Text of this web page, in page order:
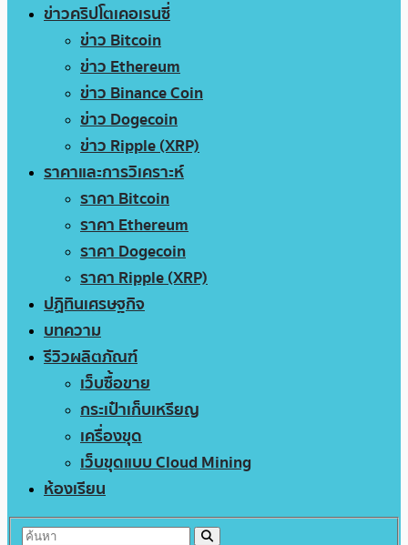
ข่าวคริปโตเคอเรนซี่
ข่าว Bitcoin
ข่าว Ethereum
ข่าว Binance Coin
ข่าว Dogecoin
ข่าว Ripple (XRP)
ราคาและการวิเคราะห์
ราคา Bitcoin
ราคา Ethereum
ราคา Dogecoin
ราคา Ripple (XRP)
ปฏิทินเศรษฐกิจ
บทความ
รีวิวผลิตภัณฑ์
เว็บซื้อขาย
กระเป๋าเก็บเหรียญ
เครื่องขุด
เว็บขุดแบบ Cloud Mining
ห้องเรียน